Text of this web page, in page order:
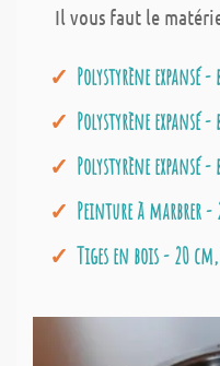
Il vous faut le
Polystyrène expansé
Polystyrène expansé
Polystyrène expansé
Peinture à marbrer -
Tiges en bois - 20